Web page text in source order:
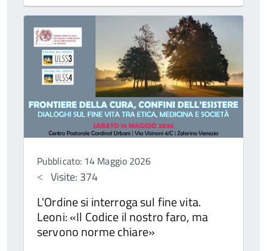
Pubblicato: 14 Maggio 2026
Visite: 374
L'Ordine si interroga sul fine vita.
Leoni: «Il Codice il nostro faro, ma
servono norme chiare»